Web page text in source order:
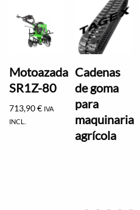
Motoazada
SR1Z-80
713,90€ IVA
INCL.
Cadenas
de goma
para
maquinaria
agrícola